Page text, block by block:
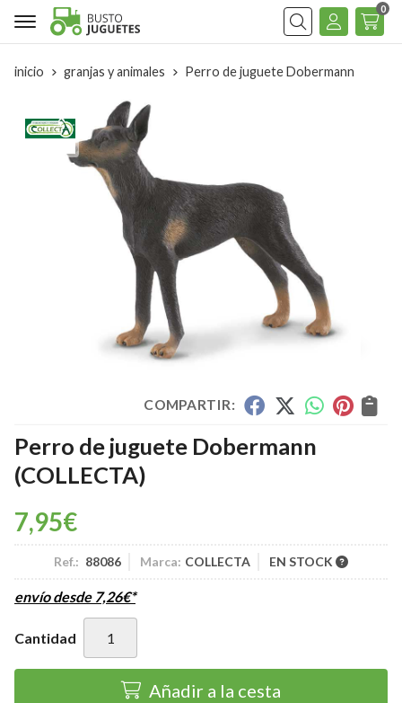
Buscar
0
inicio granjas y animales Perro de juguete Dobermann
COMPARTIR:
Perro de juguete Dobermann
(COLLECTA)
7,95€
Ref.: 88086 Marca: COLLECTA EN STOCK
envío desde 7,26€*
Cantidad
Añadir a la cesta